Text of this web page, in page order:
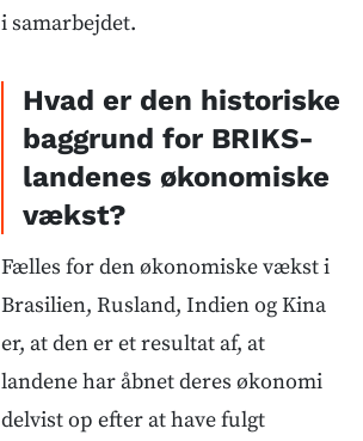
i samarbejdet.
Hvad er den historiske
baggrund for BRIKS-
landenes økonomiske
vækst?
Fælles for den økonomiske vækst i
Brasilien, Rusland, Indien og Kina
er, at den er et resultat af, at
landene har åbnet deres økonomi
delvist op efter at have fulgt